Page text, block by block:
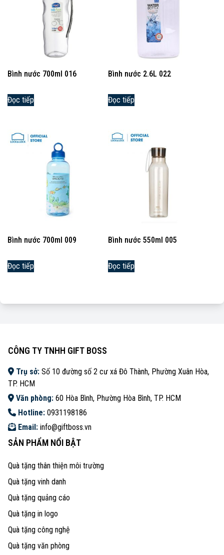
Bình nước 700ml 016
Đọc tiếp
Bình nước 2.6L 022
Đọc tiếp
Bình nước 700ml 009
Đọc tiếp
Bình nước 550ml 005
Đọc tiếp
CÔNG TY TNHH GIFT BOSS
Trụ sở: Số 10 đường số 2 cư xá Đô Thành, Phường Xuân Hòa,
TP. HCM
Văn phòng: 60 Hòa Bình, Phường Hòa Bình, TP. HCM
Hotline: 0931198186
Email: info@giftboss.vn
SẢN PHẨM NỔI BẬT
Quà tặng thân thiện môi trường
Quà tặng vinh danh
Quà tặng quảng cáo
Quà tặng in logo
Quà tặng công nghệ
Quà tặng văn phòng